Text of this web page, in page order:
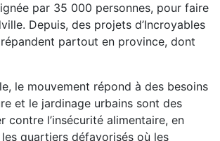
par 35 000 personnes, pour faire
Depuis, des projets d’Incroyables
partout en province, dont
le mouvement répond à des besoins
et le jardinage urbains sont des
contre l’insécurité alimentaire, en
quartiers défavorisés où les